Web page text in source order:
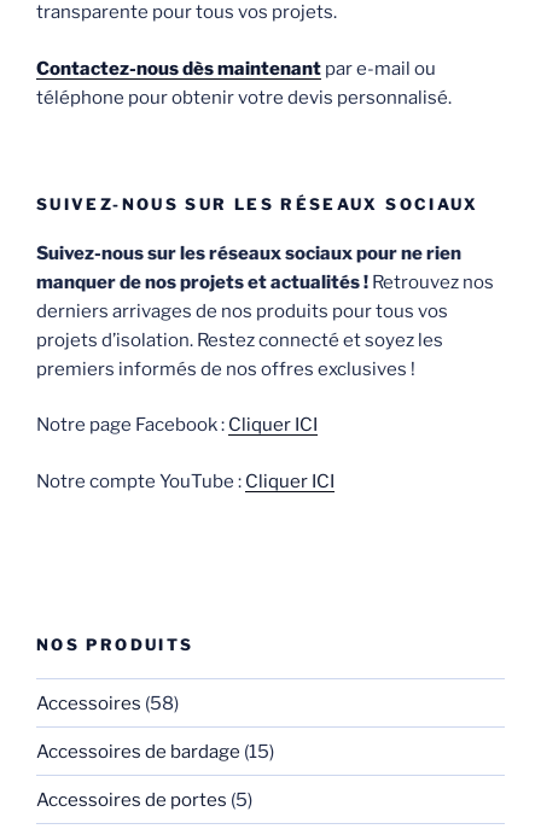
transparente pour tous vos projets.
Contactez-nous dès maintenant par e-mail ou
téléphone pour obtenir votre devis personnalisé.
SUIVEZ-NOUS SUR LES RÉSEAUX SOCIAUX
Suivez-nous sur les réseaux sociaux pour ne rien
manquer de nos projets et actualités ! Retrouvez nos
derniers arrivages de nos produits pour tous vos
projets d’isolation. Restez connecté et soyez les
premiers informés de nos offres exclusives !
Notre page Facebook : Cliquer ICI
Notre compte YouTube : Cliquer ICI
NOS PRODUITS
Accessoires (58)
Accessoires de bardage (15)
Accessoires de portes (5)